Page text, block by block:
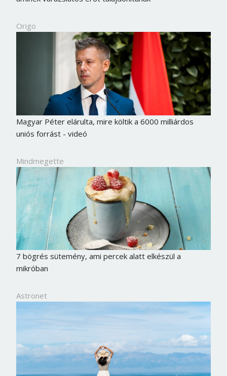
Origo
Magyar Péter elárulta, mire költik a 6000 milliárdos
uniós forrást - videó
Mindmegette
7 bögrés sütemény, ami percek alatt elkészül a
mikróban
Astronet